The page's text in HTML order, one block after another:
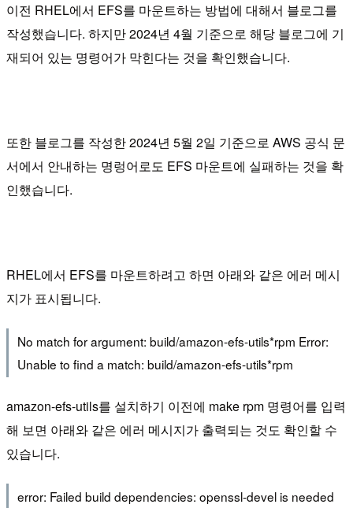
이전 RHEL에서 EFS를 마운트하는 방법에 대해서 블로그를
작성했습니다. 하지만 2024년 4월 기준으로 해당 블로그에 기
재되어 있는 명령어가 막힌다는 것을 확인했습니다.
또한 블로그를 작성한 2024년 5월 2일 기준으로 AWS 공식 문
서에서 안내하는 명렁어로도 EFS 마운트에 실패하는 것을 확
인했습니다.
RHEL에서 EFS를 마운트하려고 하면 아래와 같은 에러 메시
지가 표시됩니다.
No match for argument: build/amazon-efs-utils*rpm Error:
Unable to find a match: build/amazon-efs-utils*rpm
amazon-efs-utils를 설치하기 이전에 make rpm 명령어를 입력
해 보면 아래와 같은 에러 메시지가 출력되는 것도 확인할 수
있습니다.
error: Failed build dependencies: openssl-devel is needed